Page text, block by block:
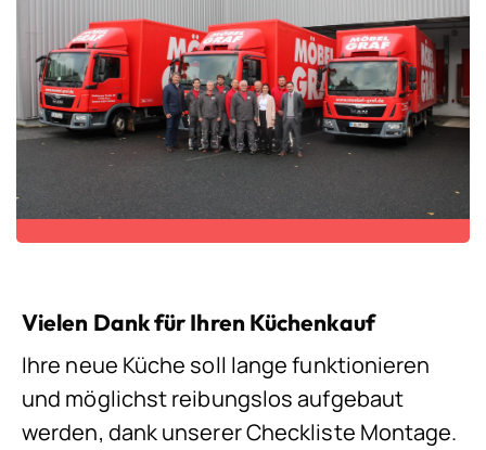
Vielen Dank für Ihren Küchenkauf
Ihre neue Küche soll lange funktionieren
und möglichst reibungslos aufgebaut
werden, dank unserer Checkliste Montage.